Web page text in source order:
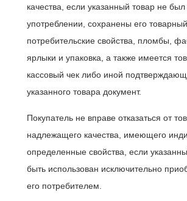
качества, если указанный товар не был
употреблении, сохранены его товарный
потребительские свойства, пломбы,
ярлыки и упаковка, а также имеется
кассовый чек либо иной
указанного товара документ.
Покупатель не вправе отказаться от
надлежащего качества, имеющего
определенные свойства, если
быть использован исключительно
его потребителем.